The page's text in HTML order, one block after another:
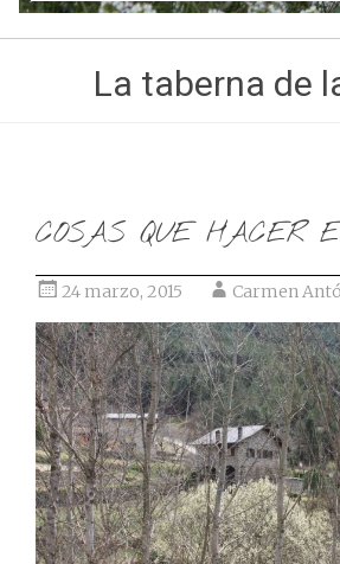
La taberna de
COSAS QUE HACER
24 marzo, 2015 Carmen